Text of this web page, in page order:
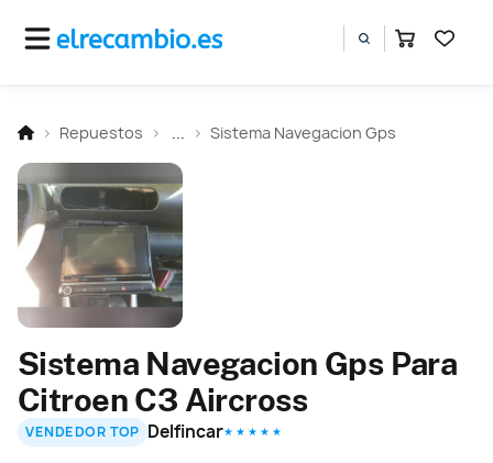
Repuestos Sistema Navegacion Gps
Sistema Navegacion Gps Para
Citroen C3 Aircross
VENDEDOR TOP Delfincar★ ★ ★ ★ ★